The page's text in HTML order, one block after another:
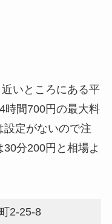
いところにある平
時間700円の最大料
定がないので注
分200円と相場よ
2-25-8